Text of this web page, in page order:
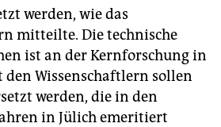
werden, wie das
mitteilte. Die technische
ist an der Kernforschung in
Wissenschaftlern sollen
werden, die in den
in Jülich emeritiert